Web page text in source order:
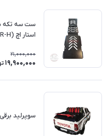
ست سه‌ تکه
استار اچ (MAXUS STAR-H)
21,000,000
19,900,000
سوپرلید